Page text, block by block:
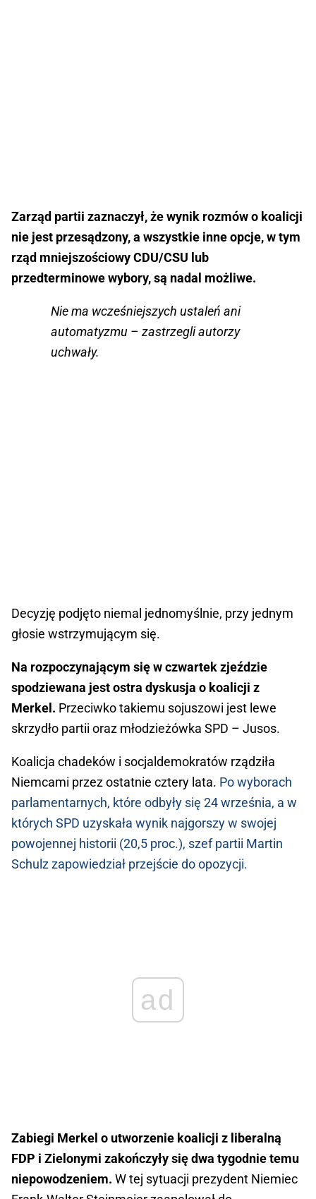
Zarząd partii zaznaczył, że wynik rozmów o koalicji
nie jest przesądzony, a wszystkie inne opcje, w tym
rząd mniejszościowy CDU/CSU lub
przedterminowe wybory, są nadal możliwe.
Nie ma wcześniejszych ustaleń ani
automatyzmu – zastrzegli autorzy
uchwały.
Decyzję podjęto niemal jednomyślnie, przy jednym
głosie wstrzymującym się.
Na rozpoczynającym się w czwartek zjeździe
spodziewana jest ostra dyskusja o koalicji z
Merkel. Przeciwko takiemu sojuszowi jest lewe
skrzydło partii oraz młodzieżówka SPD – Jusos.
Koalicja chadeków i socjaldemokratów rządziła
Niemcami przez ostatnie cztery lata. Po wyborach
parlamentarnych, które odbyły się 24 września, a w
których SPD uzyskała wynik najgorszy w swojej
powojennej historii (20,5 proc.), szef partii Martin
Schulz zapowiedział przejście do opozycji.
ad
Zabiegi Merkel o utworzenie koalicji z liberalną
FDP i Zielonymi zakończyły się dwa tygodnie temu
niepowodzeniem. W tej sytuacji prezydent Niemiec